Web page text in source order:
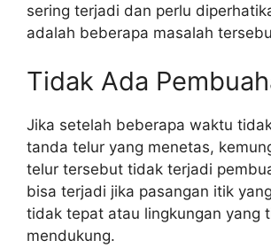
sering terjadi dan perlu
adalah beberapa masalah
Tidak Ada
Jika setelah beberapa waktu
tanda telur yang menetas,
telur tersebut tidak terjadi
bisa terjadi jika pasangan itik
tidak tepat atau lingkungan yang
mendukung.